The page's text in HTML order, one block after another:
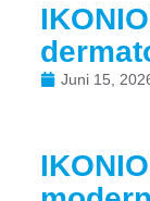
Juni 15,